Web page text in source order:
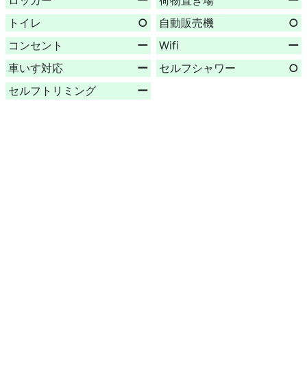
トイレ
○ 自動販売機
○
コンセント
ー Wifi
ー
車いす対応
ー セルフシャワー
○
セルフトリミング
ー